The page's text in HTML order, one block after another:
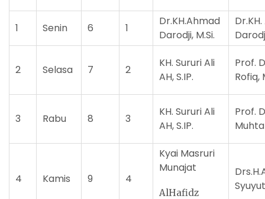
1 Senin 6 1
Dr.KH.Ahmad
Darodji, M.Si.
2 Selasa 7 2
KH. Sururi Ali
AH, S.IP.
Prof.
Rofiq,
3 Rabu 8 3
KH. Sururi Ali
AH, S.IP.
Prof.
4 Kamis 9 4
Kyai Masruri
Munajat
AlHafidz